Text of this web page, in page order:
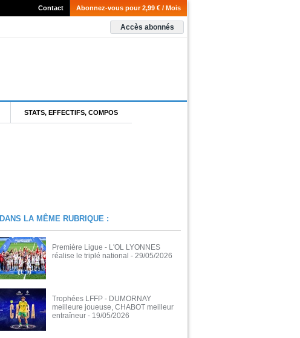
Abonnez-vous pour 2,99 € / Mois
Contact
Accès abonnés
STATS, EFFECTIFS, COMPOS
DANS LA MÊME RUBRIQUE :
Première Ligue - L'OL LYONNES
réalise le triplé national - 29/05/2026
Trophées LFFP - DUMORNAY
meilleure joueuse, CHABOT meilleur
entraîneur - 19/05/2026